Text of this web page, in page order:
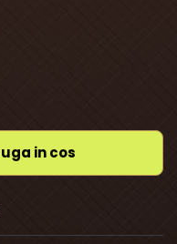
in cos